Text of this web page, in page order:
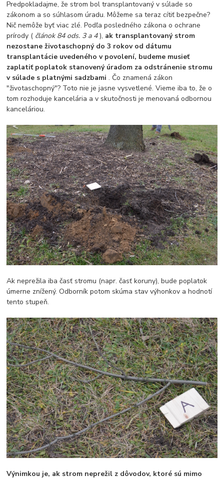
Predpokladajme, že strom bol transplantovaný v súlade so
zákonom a so súhlasom úradu. Môžeme sa teraz cítiť bezpečne?
Nič nemôže byť viac zlé. Podľa posledného zákona o ochrane
prírody ( článok 84 ods. 3 a 4), ak transplantovaný strom
nezostane životaschopný do 3 rokov od dátumu
transplantácie uvedeného v povolení, budeme musieť
zaplatiť poplatok stanovený úradom za odstránenie stromu
v súlade s platnými sadzbami. Čo znamená zákon
"životaschopný"? Toto nie je jasne vysvetlené. Vieme iba to, že o
tom rozhoduje kancelária a v skutočnosti je menovaná odbornou
kanceláriou.
Ak neprežila iba časť stromu (napr. časť koruny), bude poplatok
úmerne znížený. Odborník potom skúma stav výhonkov a hodnotí
tento stupeň.
Výnimkou je, ak strom neprežil z dôvodov, ktoré sú mimo